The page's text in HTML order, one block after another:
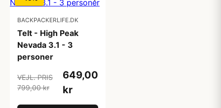
BACKPACKERLIFE.DK
Telt - High Peak
Nevada 3.1 - 3
personer
VEJL. PRIS
799,00 kr
649,00
kr